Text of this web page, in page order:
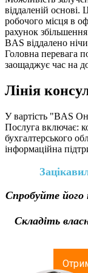
віддаленій основі.
робочого місця в
рахунок
BAS віддалено
Головна перевага
заощаджує час на
Лінія
У вартість "BAS
Послуга включає:
бухгалтерського
інформаційна
Спробуйте
Складіть